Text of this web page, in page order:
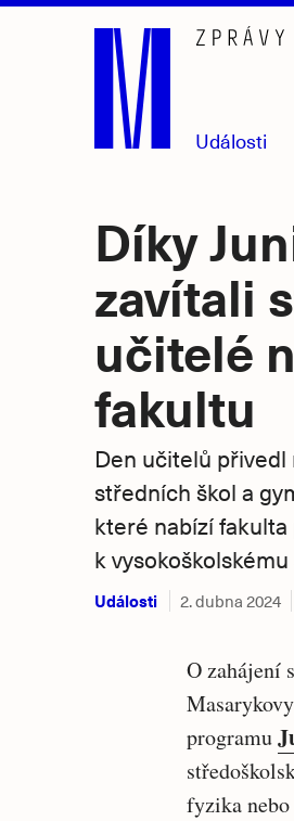
Události
Díky
zavítali
učitelé
fakultu
Den učitelů
středních škol a
které nabízí
k
Události 2. dubna 2024
O zahájení
programu
fyzika